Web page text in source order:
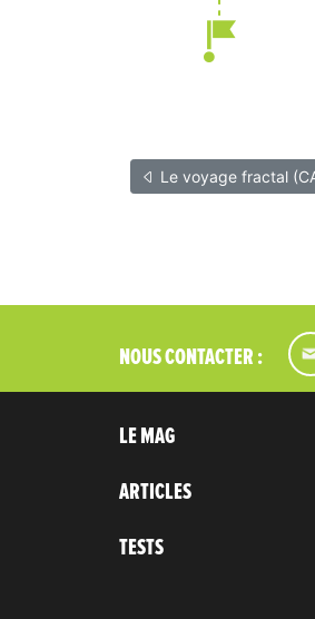
Le voyage fractal
NOUS CONTACTER :
LE MAG
ARTICLES
TESTS